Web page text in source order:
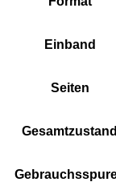
Einband
Seiten
Gesamtzustand